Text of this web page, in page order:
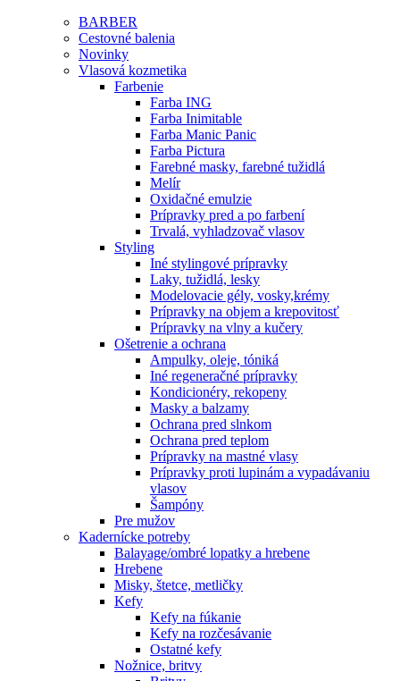
BARBER
Cestovné balenia
Novinky
Vlasová kozmetika
Farbenie
Farba ING
Farba Inimitable
Farba Manic Panic
Farba Pictura
Farebné masky, farebné tužidlá
Melír
Oxidačné emulzie
Prípravky pred a po farbení
Trvalá, vyhladzovač vlasov
Styling
Iné stylingové prípravky
Laky, tužidlá, lesky
Modelovacie gély, vosky,krémy
Prípravky na objem a krepovitosť
Prípravky na vlny a kučery
Ošetrenie a ochrana
Ampulky, oleje, tóniká
Iné regeneračné prípravky
Kondicionéry, rekopeny
Masky a balzamy
Ochrana pred slnkom
Ochrana pred teplom
Prípravky na mastné vlasy
Prípravky proti lupinám a vypadávaniu
vlasov
Šampóny
Pre mužov
Kadernícke potreby
Balayage/ombré lopatky a hrebene
Hrebene
Misky, štetce, metličky
Kefy
Kefy na fúkanie
Kefy na rozčesávanie
Ostatné kefy
Nožnice, britvy